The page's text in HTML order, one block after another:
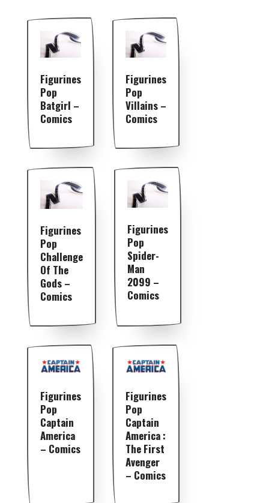
Figurines
Pop
Batgirl –
Comics
Figurines
Pop
Villains –
Comics
Figurines
Pop
Challenge
Of The
Gods –
Comics
Figurines
Pop
Spider-
Man
2099 –
Comics
Figurines
Pop
Captain
America
– Comics
Figurines
Pop
Captain
America :
The First
Avenger
– Comics